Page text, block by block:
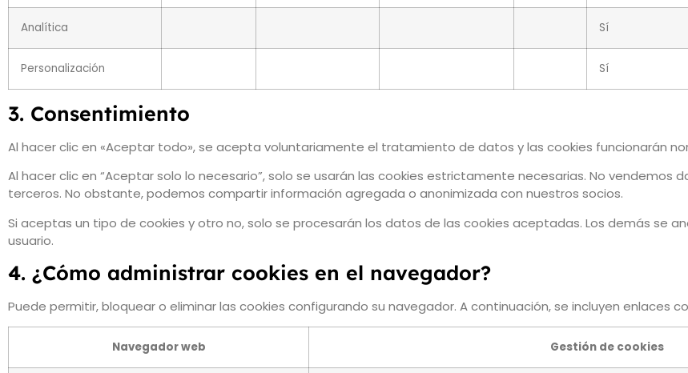
Analítica Sí
Personalización Sí
3. Consentimiento
Al hacer clic en «Aceptar todo», se acepta voluntariamente el tratamiento de datos y las cookies funcionarán
Al hacer clic en “Aceptar solo lo necesario”, solo se usarán las cookies estrictamente necesarias. No vendemos
terceros. No obstante, podemos compartir información agregada o anonimizada con nuestros socios.
Si aceptas un tipo de cookies y otro no, solo se procesarán los datos de las cookies aceptadas. Los demás se
usuario.
4. ¿Cómo administrar cookies en el navegador?
Puede permitir, bloquear o eliminar las cookies configurando su navegador. A continuación, se incluyen enlaces
Navegador web Gestión de cookies